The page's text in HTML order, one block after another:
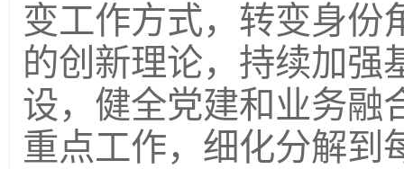
变工作方式，转变身份
的创新理论，持续加强
设，健全党建和业务融
重点工作，细化分解到